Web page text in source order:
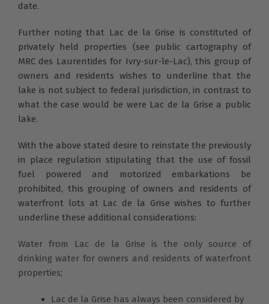
date.
Further noting that Lac de la Grise is constituted of
privately held properties (see public cartography of
MRC des Laurentides for Ivry-sur-le-Lac), this group of
owners and residents wishes to underline that the
lake is not subject to federal jurisdiction, in contrast to
what the case would be were Lac de la Grise a public
lake.
With the above stated desire to reinstate the previously
in place regulation stipulating that the use of fossil
fuel powered and motorized embarkations be
prohibited, this grouping of owners and residents of
waterfront lots at Lac de la Grise wishes to further
underline these additional considerations:
Water from Lac de la Grise is the only source of
drinking water for owners and residents of waterfront
properties;
Lac de la Grise has always been considered by